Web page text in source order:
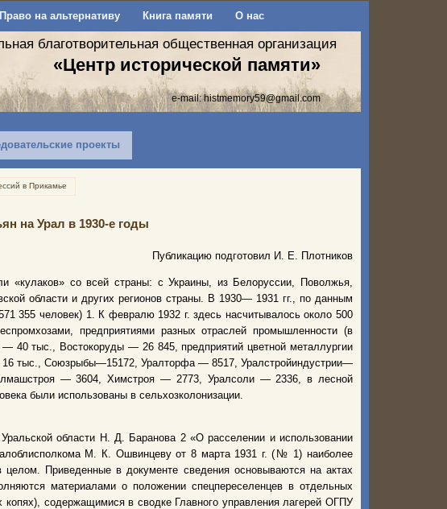
Право на альтернативу Книга памяти О нас
благотворительная общественная организация
«Центр исторической памяти»
e-mail:histmemory59@gmail.com
проекты
в Прикамье
на Урал в 1930-е годы
Публикацию подготовил И. Е. Плотников
«кулаков» со всей страны: с Украины, из Белоруссии, Поволжья,
области и других регионов страны. В 1930— 1931 гг., по данным
355 человек) 1. К февралю 1932 г. здесь насчитывалось около 500
предприятиями разных отраслей промышленности (в
40 тыс., Востокоруды — 26 845, предприятий цветной металлургии
тыс., Союзрыбы—15172, Уралторфа — 8517, Уралстройиндустрии—
— 3604, Химстроя — 2773, Уралсоли — 2336, в лесной
были использованы в сельхозколонизации.
области Н. Д. Баранова 2 «О расселении и использовании
М. К. Ошвинцеву от 8 марта 1931 г. (№ 1) наиболее
целом. Приведенные в документе сведения основываются на актах
материалами о положении спецпереселенцев в отдельных
содержащимися в сводке Главного управления лагерей ОГПУ